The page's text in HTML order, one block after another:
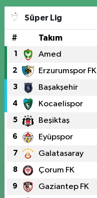
Süper Lig
# Takım
1 Amed
2 Erzurumspor FK
3 Başakşehir
4 Kocaelispor
5 Beşiktaş
6 Eyüpspor
7 Galatasaray
8 Çorum FK
9 Gaziantep FK